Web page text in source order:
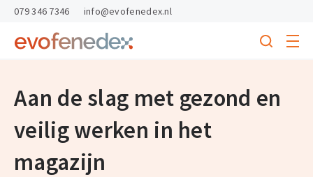
skipToContent
skipToFooter
Return
homepage
Search
menu
079 346 7346 info@evofenedex.nl
Aan de slag met gezond en
veilig werken in het
magazijn